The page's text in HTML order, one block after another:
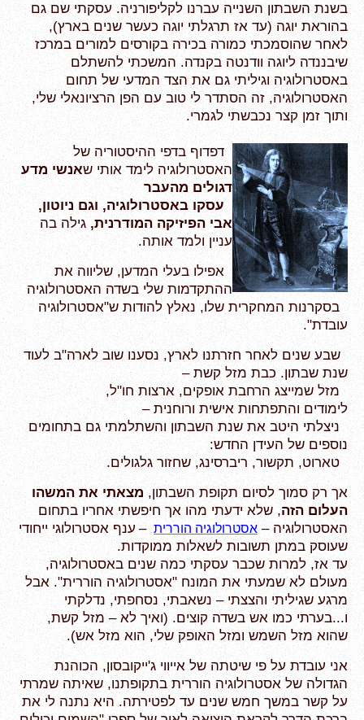
בשנת השבתון השנייה עברנו לקליפורניה. עסקתי שם גם
בהוראת יוגה (עד אז תרגלתי יוגה כעשר שנים בארץ),
לאחר שהוסמכתי כמורה בכירה בקורסים למורים במרכז
שיבננדה ליוגה וודנטה בקנדה. המשכתי להשתלם
באסטרולוגיה וגיליתי גם את הצד המדעי של תחום
האסטרולוגיה, זה הסתדר לי טוב עם הפן הרציונאלי שלי,
ותוך זמן קצר נכבשתי לגמרי.
דפדוף בדפי ההיסטוריה של
האסטרולוגיה לימד אותי שאנשי מדע
דגולים מהעבר
עסקו באסטרולוגיה, וגםניוטון,
אבי הפיזיקה המודרנית, גילה בה
עניין ולמד אותה.
אפילו בעלי המדען, שליווה את
ההתקדמות שלי בשדה האסטרולוגיה
בסקרנות המחקרית שלו, נאלץ להודות ש"אסטרולוגיה
עובדת".
שבע שנים לאחר חזרתנו לארץ, נסענו שוב לארה"ב לעוד
שנת שבתון. כבת מזל קשת –
מזל שמייצג הרחבת אופקים, ארצות חו"ל,
לימודים והתפתחות אישית ורוחנית –
ניצלתי היטב את שנת השבתון והשתלמתי גם בתחומים
נוספים של העידן החדש:
טארוט, תקשור, ריברסינג, שחזור גלגולים.
אך רק סמוך לסיום תקופת השבתון, מצאתי את המשהו
העלום הזה, שלא ידעתי מהו אך חיפשתי אחריו בתחום
האסטרולוגיה – אסטרולוגיה הוררית – ענף אסטרולוגי ייחודי
שעוסק במתן תשובות לשאלות ממוקדות.
עד אז, למרות שכבר עסקתי כמה שנים באסטרולוגיה,
מעולם לא שמעתי את המונח "אסטרולוגיה הוררית". אבל
מרגע שגיליתי והצצתי – נשאבתי, נסחפתי, נדלקתי
ו...בערתי כמו אש בשדה קוצים. (ואיך לא – מזל קשת,
שהוא מזל השמש ומזל האופק שלי, הוא מזל אש).
אני עובדת על פי שיטתה של אייווי ג'ייקובסון, הכוהנת
הגדולה של אסטרולוגיה הוררית בתקופתנו, שאיתה שמרתי
על קשר במשך חמש שנים עד לפטירתה. היא נתנה לי את